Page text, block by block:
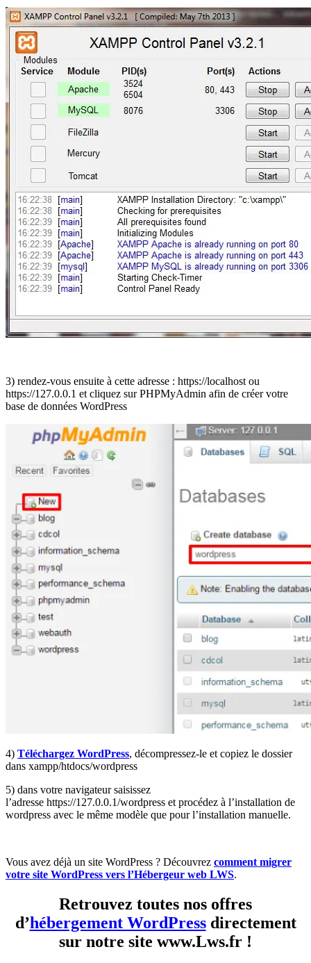
3) rendez-vous ensuite à cette adresse : https://localhost ou
https://127.0.0.1 et cliquez sur PHPMyAdmin afin de créer votre
base de données WordPress
4) Téléchargez WordPress, décompressez-le et copiez le dossier
dans xampp/htdocs/wordpress
5) dans votre navigateur saisissez
l’adresse https://127.0.0.1/wordpress et procédez à l’installation de
wordpress avec le même modèle que pour l’installation manuelle.
Vous avez déjà un site WordPress ? Découvrez comment migrer
votre site WordPress vers l’Hébergeur web LWS.
Retrouvez toutes nos offres
d’hébergement WordPressdirectement
sur notre site www.Lws.fr !